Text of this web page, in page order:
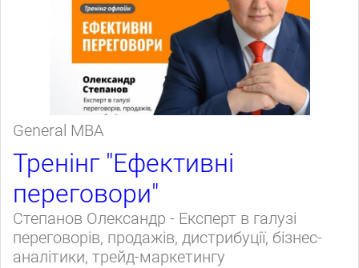
General МВА
Тренінг "Ефективні
переговори"
Степанов Олександр - Експерт в галузі
переговорів, продажів, дистрибуції, бізнес-
аналітики, трейд-маркетингу